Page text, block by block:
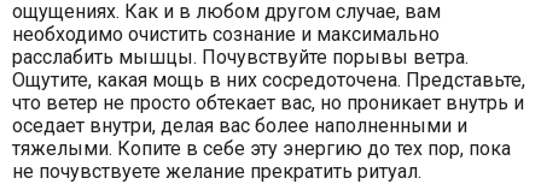
ощущениях. Как и в любом другом случае, вам
необходимо очистить сознание и максимально
расслабить мышцы. Почувствуйте порывы ветра.
Ощутите, какая мощь в них сосредоточена. Представьте,
что ветер не просто обтекает вас, но проникает внутрь и
оседает внутри, делая вас более наполненными и
тяжелыми. Копите в себе эту энергию до тех пор, пока
не почувствуете желание прекратить ритуал.